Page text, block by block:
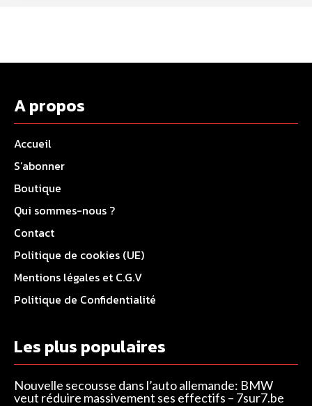
A propos
Accueil
S’abonner
Boutique
Qui sommes-nous ?
Contact
Politique de cookies (UE)
Mentions légales et C.G.V
Politique de Confidentialité
Les plus populaires
Nouvelle secousse dans l’auto allemande: BMW
veut réduire massivement ses effectifs – 7sur7.be